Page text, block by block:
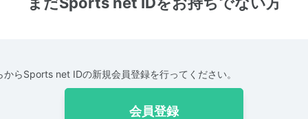
からSports net IDの新規会員登録を行ってください。
会員登録